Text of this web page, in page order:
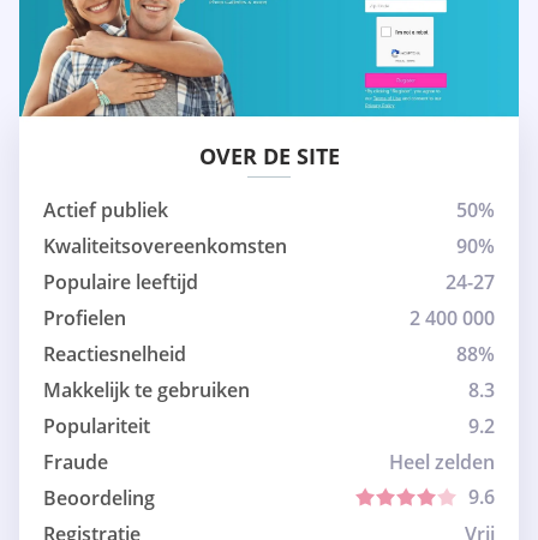
OVER DE SITE
Actief publiek
50%
Kwaliteitsovereenkomsten
90%
Populaire leeftijd
24-27
Profielen
2 400 000
Reactiesnelheid
88%
Makkelijk te gebruiken
8.3
Populariteit
9.2
Fraude
Heel zelden
Beoordeling
9.6
Registratie
Vrij